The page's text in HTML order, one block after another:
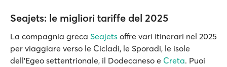
Seajets: le migliori tariffe del 2025
La compagnia greca Seajets offre vari itinerari nel 2025
per viaggiare verso le Cicladi, le Sporadi, le isole
dell’Egeo settentrionale, il Dodecaneso e Creta. Puoi